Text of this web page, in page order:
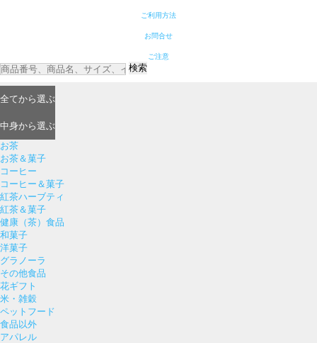
ご利用方法
お問合せ
ご注意
検索
全てから選ぶ
中身から選ぶ
お茶
お茶＆菓子
コーヒー
コーヒー＆菓子
紅茶ハーブティ
紅茶＆菓子
健康（茶）食品
和菓子
洋菓子
グラノーラ
その他食品
花ギフト
米・雑穀
ペットフード
食品以外
アパレル